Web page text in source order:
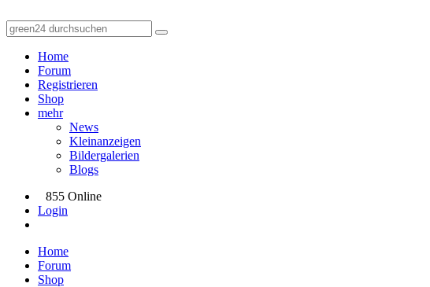
Home
Forum
Registrieren
Shop
mehr
News
Kleinanzeigen
Bildergalerien
Blogs
855 Online
Login
Home
Forum
Shop